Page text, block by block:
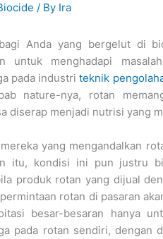
/ By Ira
Anda yang bergelut di
untuk menghadapi
pada industriteknik
nature-nya, rotan
diserap menjadi nutrisi yang
yang mengandalkan
itu, kondisi ini pun justru
produk rotan yang dijual
rotan di pasaran
besar-besaran hanya
pada rotan sendiri, dengan